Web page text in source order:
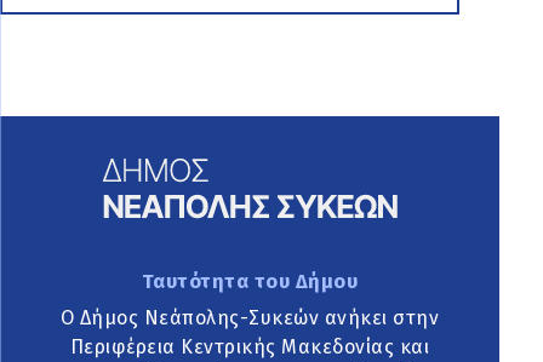
Ταυτότητα του Δήμου
Ο Δήμος Νεάπολης-Συκεών ανήκει στην
Περιφέρεια Κεντρικής Μακεδονίας και